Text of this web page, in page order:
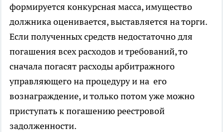
формируется конкурсная масса, имущество
должника оценивается, выставляется на торги.
Если полученных средств недостаточно для
погашения всех расходов и требований, то
сначала погасят расходы арбитражного
управляющего на процедуру и на его
вознаграждение, и только потом уже можно
приступать к погашению реестровой
задолженности.